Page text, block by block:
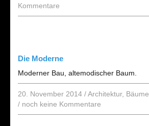
Kommentare
Die Moderne
Moderner Bau, altemodischer Baum.
20. November 2014 /Architektur, Bäume
/ noch keine Kommentare